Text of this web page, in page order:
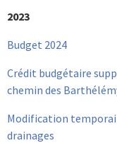
2023
Budget 2024
Crédit budgétaire
chemin des
Modification
drainages